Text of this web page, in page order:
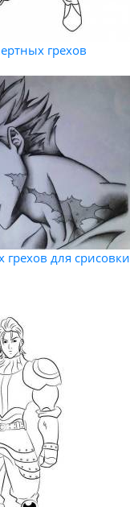
грехов
грехов для срисовки